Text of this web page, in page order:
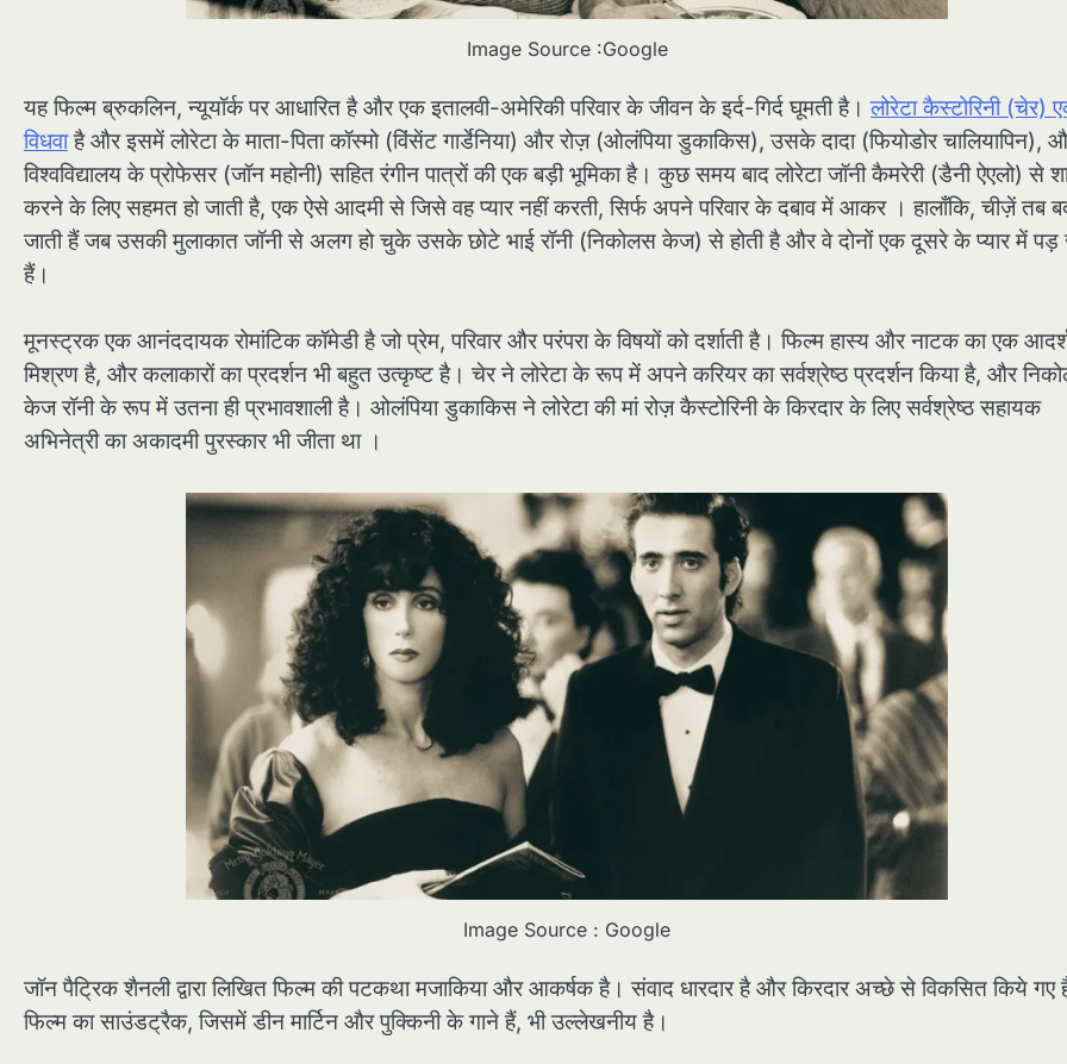
Image Source :Google
यह फिल्म ब्रुकलिन, न्यूयॉर्क पर आधारित है और एक इतालवी-अमेरिकी परिवार के जीवन के इर्द-गिर्द घूमती है।लोरेटा कैस्टोरिनी (चेर)
विधवाहै और इसमें लोरेटा के माता-पिता कॉस्मो (विंसेंट गार्डेनिया) और रोज़ (ओलंपिया डुकाकिस), उसके दादा (फियोडोर चालियापिन),
विश्वविद्यालय के प्रोफेसर (जॉन महोनी) सहित रंगीन पात्रों की एक बड़ी भूमिका है। कुछ समय बाद लोरेटा जॉनी कैमरेरी (डैनी ऐएलो) से
करने के लिए सहमत हो जाती है, एक ऐसे आदमी से जिसे वह प्यार नहीं करती, सिर्फ अपने परिवार के दबाव में आकर । हालाँकि, चीज़ें तब
जाती हैं जब उसकी मुलाकात जॉनी से अलग हो चुके उसके छोटे भाई रॉनी (निकोलस केज) से होती है और वे दोनों एक दूसरे के प्यार में पड़
हैं।
मूनस्ट्रक एक आनंददायक रोमांटिक कॉमेडी है जो प्रेम, परिवार और परंपरा के विषयों को दर्शाती है। फिल्म हास्य और नाटक का एक
मिश्रण है, और कलाकारों का प्रदर्शन भी बहुत उत्कृष्ट है। चेर ने लोरेटा के रूप में अपने करियर का सर्वश्रेष्ठ प्रदर्शन किया है, और
केज रॉनी के रूप में उतना ही प्रभावशाली है। ओलंपिया डुकाकिस ने लोरेटा की मां रोज़ कैस्टोरिनी के किरदार के लिए सर्वश्रेष्ठ सहायक
अभिनेत्री का अकादमी पुरस्कार भी जीता था ।
Image Source : Google
जॉन पैट्रिक शैनली द्वारा लिखित फिल्म की पटकथा मजाकिया और आकर्षक है। संवाद धारदार है और किरदार अच्छे से विकसित किये गए
फिल्म का साउंडट्रैक, जिसमें डीन मार्टिन और पुक्किनी के गाने हैं, भी उल्लेखनीय है।